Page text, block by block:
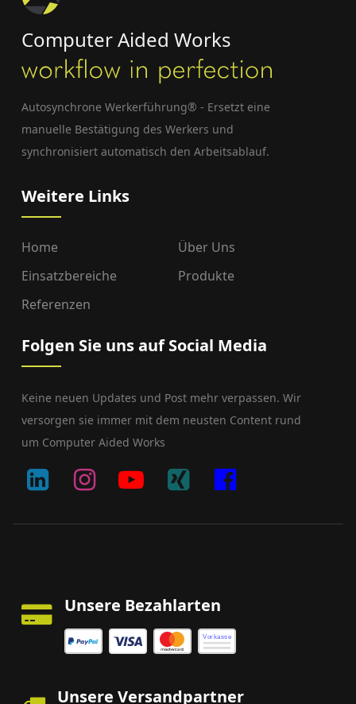
Computer Aided Works
Autosynchrone Werkerführung® - Ersetzt eine
manuelle Bestätigung des Werkers und
synchronisiert automatisch den Arbeitsablauf.
Weitere Links
Home
Über Uns
Einsatzbereiche
Produkte
Referenzen
Folgen Sie uns auf Social Media
Keine neuen Updates und Post mehr verpassen. Wir
versorgen sie immer mit dem neusten Content rund
um Computer Aided Works
Unsere Bezahlarten
Vorkasse
Unsere Versandpartner